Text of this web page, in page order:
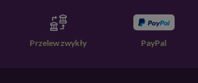
Przelew zwykły PayPal